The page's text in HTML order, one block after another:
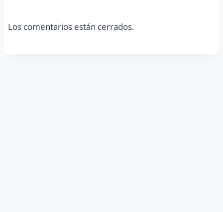
Los comentarios están cerrados.